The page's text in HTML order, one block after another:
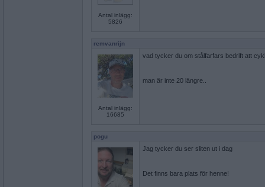
Antal inlägg:
5826
remvanrijn
Antal inlägg:
16685
vad tycker du om stålfarfars bedrift att
man är inte 20 längre..
pogu
Jag tycker du ser sliten ut i dag
Det finns bara plats för henne!